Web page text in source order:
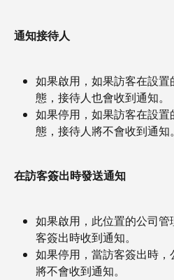
通知接待人
如果啟用，如果訪客在設
態，接待人也會收到通知。
如果停用，如果訪客在設
態，接待人將不會收到通知。
在訪客簽出時發送通知
如果啟用，此位置的公司
客簽出時收到通知。
如果停用，當訪客簽出時
將不會收到通知。